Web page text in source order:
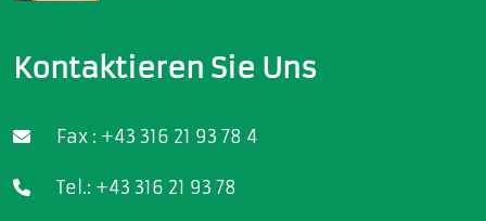
Kontaktieren Sie Uns
Fax : +43 316 21 93 78 4
Tel.: +43 316 21 93 78